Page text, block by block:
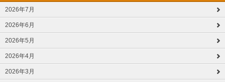
2026年7月
2026年6月
2026年5月
2026年4月
2026年3月